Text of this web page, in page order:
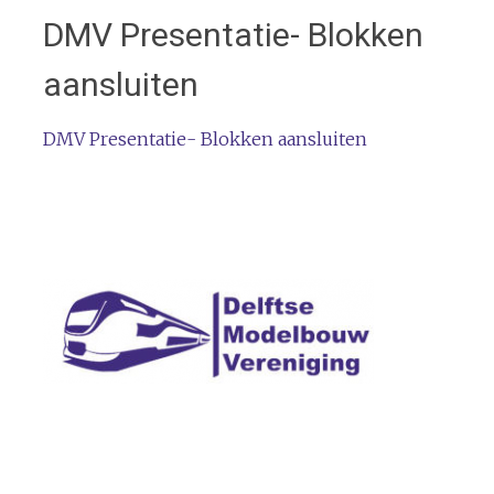
DMV Presentatie- Blokken
aansluiten
DMV Presentatie- Blokken aansluiten